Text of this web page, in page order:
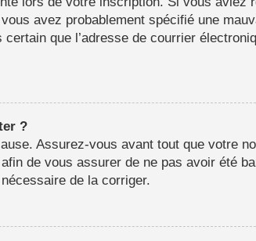
avez probablement spécifié une
que l’adresse de courrier
?
Assurez-vous avant tout que votre
de vous assurer de ne pas avoir été
de la corriger.